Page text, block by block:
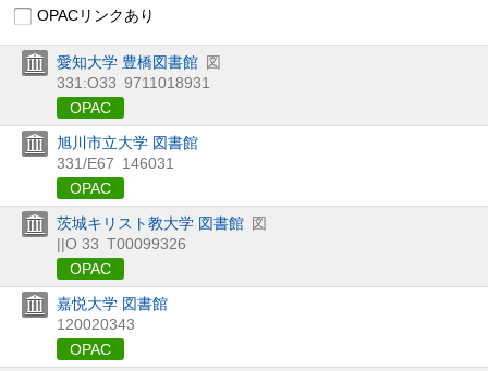
OPACリンクあり
愛知大学 豊橋図書館 図
331:O33 9711018931
OPAC
旭川市立大学 図書館
331/E67 146031
OPAC
茨城キリスト教大学 図書館 図
||O 33 T00099326
OPAC
嘉悦大学 図書館
120020343
OPAC